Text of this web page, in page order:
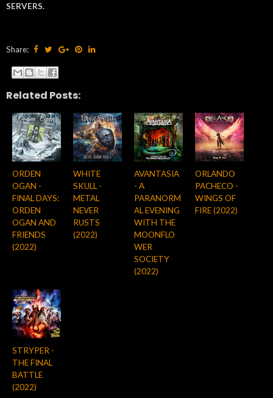
SERVERS.
Share:
Related Posts:
ORDEN
OGAN -
FINAL DAYS:
ORDEN
OGAN AND
FRIENDS
(2022)
WHITE
SKULL -
METAL
NEVER
RUSTS
(2022)
AVANTASIA
- A
PARANORM
AL EVENING
WITH THE
MOONFLO
WER
SOCIETY
(2022)
ORLANDO
PACHECO -
WINGS OF
FIRE (2022)
STRYPER -
THE FINAL
BATTLE
(2022)